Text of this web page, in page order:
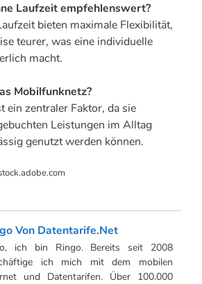
Laufzeit empfehlenswert?
bieten maximale Flexibilität,
teurer, was eine individuelle
macht.
Mobilfunknetz?
ein zentraler Faktor, da sie
Leistungen im Alltag
genutzt werden können.
Von Datentarife.net
ich bin Ringo. Bereits seit 2008
ich mich mit dem mobilen
und Datentarifen. Über 100.000